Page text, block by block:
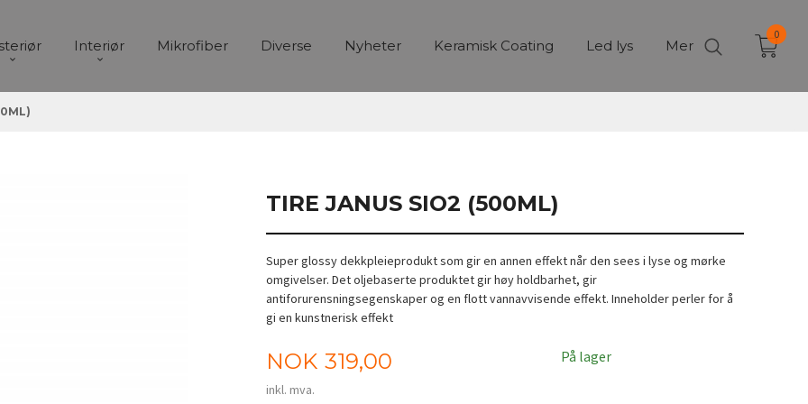
Interiør Mikrofiber Diverse Nyheter Keramisk Coating Led lys Mer
0
TIRE JANUS SIO2 (500ML)
Super glossy dekkpleieprodukt som gir en annen effekt når den sees i lyse og mørke
omgivelser. Det oljebaserte produktet gir høy holdbarhet, gir
antiforurensningsegenskaper og en flott vannavvisende effekt. Inneholder perler for å
gi en kunstnerisk effekt
Pris
NOK 319,00
inkl. mva.
På lager